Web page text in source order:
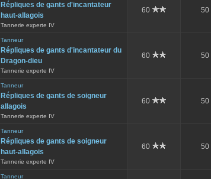
Répliques de gants d'incantateur
haut-allagois
Tannerie experte IV
60 50
Tanneur
Répliques de gants d'incantateur du
Dragon-dieu
Tannerie experte IV
60 50
Tanneur
Répliques de gants de soigneur
allagois
Tannerie experte IV
60 50
Tanneur
Répliques de gants de soigneur
haut-allagois
Tannerie experte IV
60 50
Tanneur